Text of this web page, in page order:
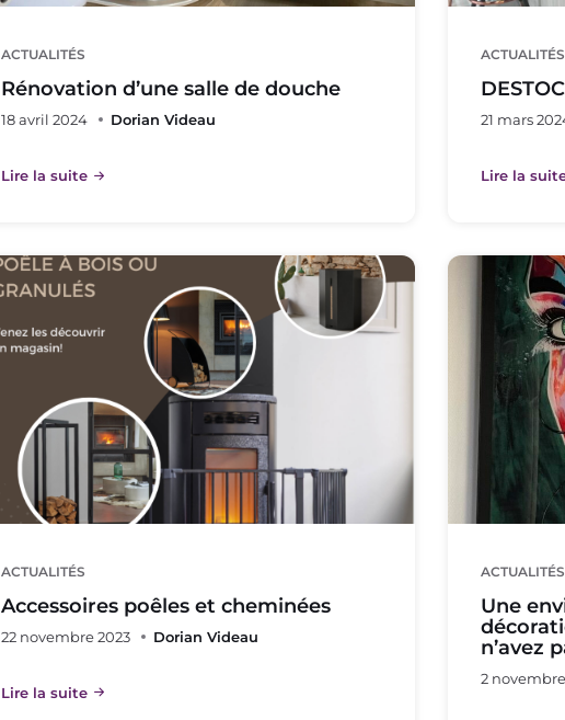
ACTUALITÉS
Rénovation d’une salle de douche
18 avril 2024 Dorian Videau
Lire la suite
ACTUALITÉS
21 mars
Lire la
ACTUALITÉS
Accessoires poêles et cheminées
22 novembre 2023 Dorian Videau
Lire la suite
ACTUALITÉS
Une
n’avez
2